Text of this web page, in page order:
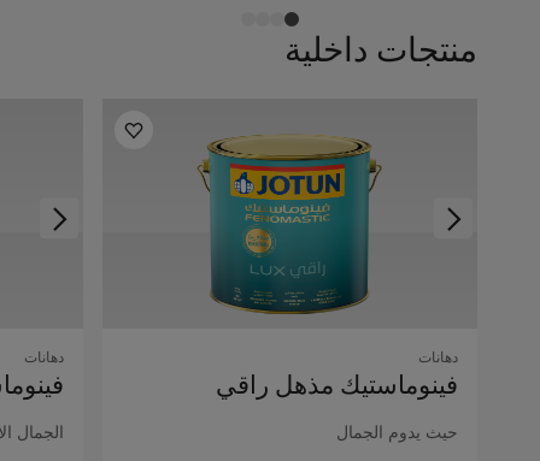
منتجات داخلية
دهانات
فينوماستيك مذهل راقي
حيث يدوم الجمال
دهانات
الجمال